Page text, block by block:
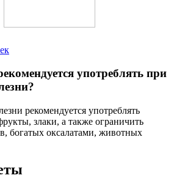
употреблять при
рекомендуется употреблять
злаки, а также ограничить
богатых оксалатами, животных